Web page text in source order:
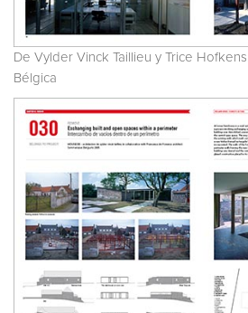
De Vylder Vinck Taillieu y Trice
Bélgica